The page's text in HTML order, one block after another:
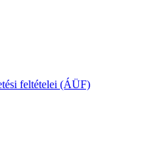
feltételei (ÁÜF)